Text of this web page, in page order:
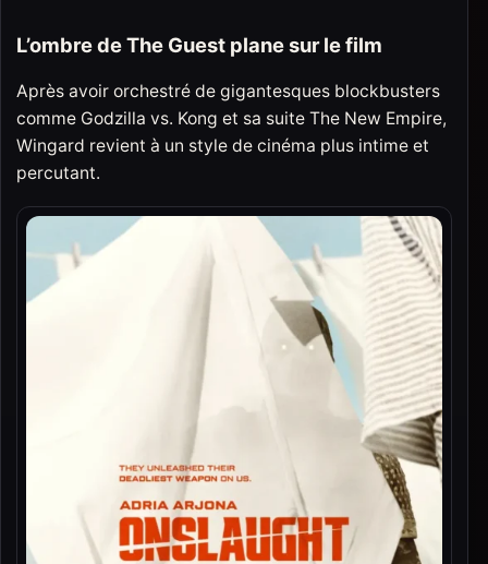
L’ombre de The Guest plane sur le film
Après avoir orchestré de gigantesques blockbusters
comme Godzilla vs. Kong et sa suite The New Empire,
Wingard revient à un style de cinéma plus intime et
percutant.